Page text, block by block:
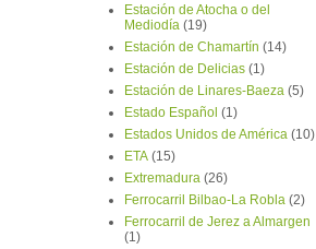
Estación de Atocha o del
Mediodía (19)
Estación de Chamartín (14)
Estación de Delicias (1)
Estación de Linares-Baeza (5)
Estado Español (1)
Estados Unidos de América (10)
ETA (15)
Extremadura (26)
Ferrocarril Bilbao-La Robla (2)
Ferrocarril de Jerez a Almargen
(1)